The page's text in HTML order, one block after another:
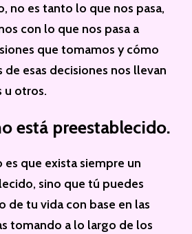
no es tanto lo que nos pasa,
con lo que nos pasa a
que tomamos y cómo
de esas decisiones nos llevan
u otros.
está preestablecido.
es que exista siempre un
sino que tú puedes
de tu vida con base en las
tomando a lo largo de los